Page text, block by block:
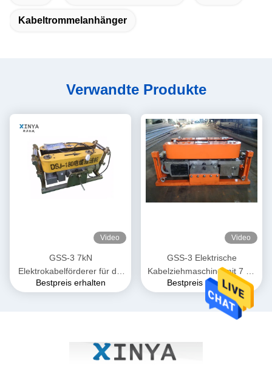
Kabeltrommelanhänger
Verwandte Produkte
Video
GSS-3 7kN
Elektrokabelförderer für die
unterirdische
Bestpreis erhalten
Video
GSS-3 Elektrische
Kabelziehmaschine mit 7 kN
Zugkraft, CE-zertifiziert &
Kompaktes Design für die
Verlegung von
Bestpreis erhalten